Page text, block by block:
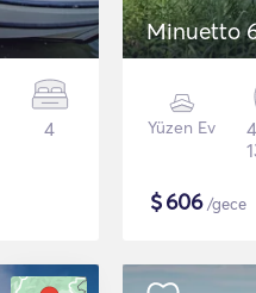
4
Minuetto
Yüzen Ev
$606/gece